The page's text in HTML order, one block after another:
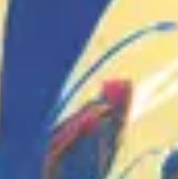
Conseils et Techniques
Culture Tennis